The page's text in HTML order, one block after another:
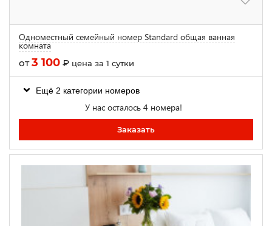
Одноместный семейный номер Standard общая ванная
комната
от3 100 ₽ цена за 1 сутки
Ещё 2 категории номеров
У нас осталось 4 номера!
Заказать